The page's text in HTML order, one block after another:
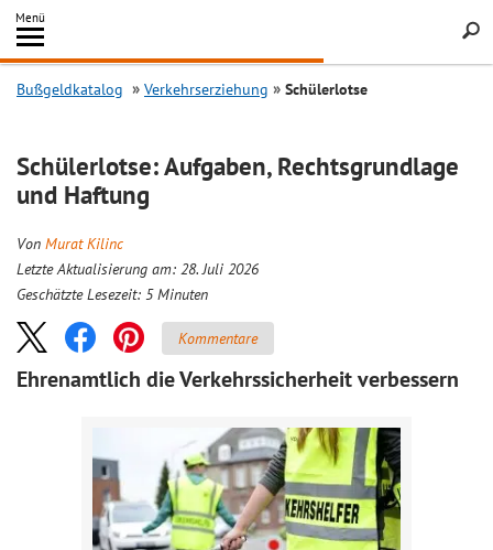
Inhalt
springen
Menü
Search
Bußgeldkatalog Verkehrserziehung Schülerlotse
Schülerlotse: Aufgaben, Rechtsgrundlage
und Haftung
Von Murat Kilinc
Letzte Aktualisierung am: 28. Juli 2026
Geschätzte Lesezeit: 5 Minuten
Kommentare
Ehrenamtlich die Verkehrssicherheit verbessern